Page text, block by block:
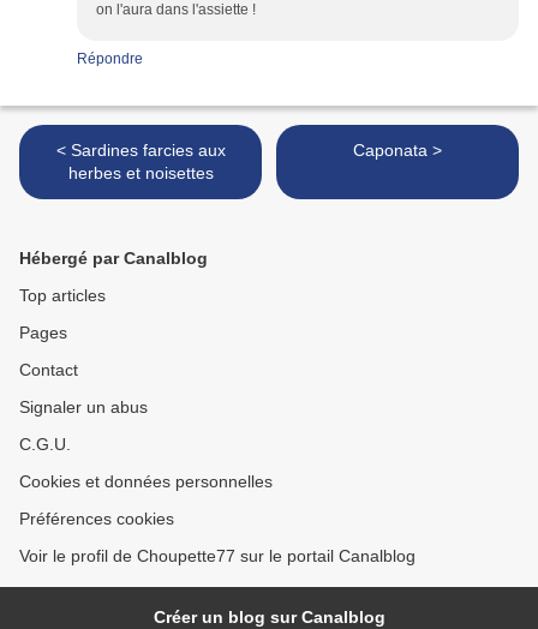
on l'aura dans l'assiette !
Répondre
< Sardines farcies aux
herbes et noisettes
Caponata >
Hébergé par Canalblog
Top articles
Pages
Contact
Signaler un abus
C.G.U.
Cookies et données personnelles
Préférences cookies
Voir le profil de Choupette77 sur le portail Canalblog
Créer un blog sur Canalblog